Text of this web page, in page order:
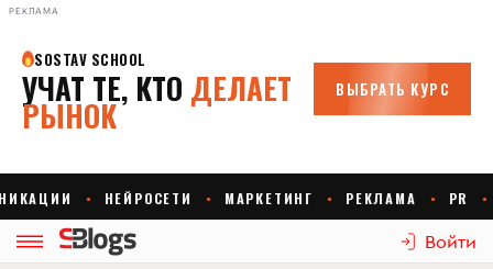
РЕКЛАМА
Войти